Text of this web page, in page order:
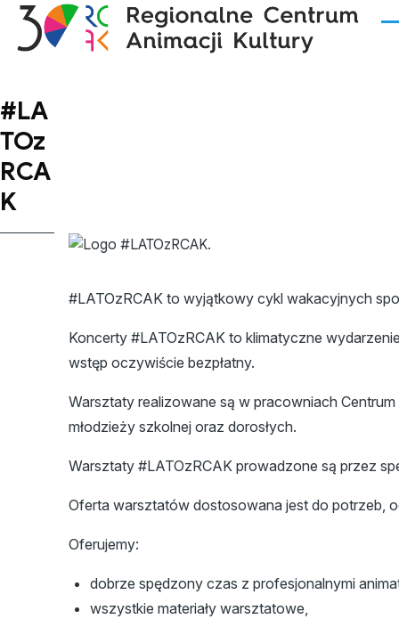
Przejdź do treści
#LA
TOz
RCA
K
#LATOzRCAK to wyjątkowy cykl wakacyjnych
Koncerty #LATOzRCAK to klimatyczne
wstęp oczywiście bezpłatny.
Warsztaty realizowane są w pracowniach
młodzieży szkolnej oraz dorosłych.
Warsztaty #LATOzRCAK prowadzone są przez
Oferta warsztatów dostosowana jest do potrzeb,
Oferujemy:
dobrze spędzony czas z profesjonalnymi
wszystkie materiały warsztatowe,